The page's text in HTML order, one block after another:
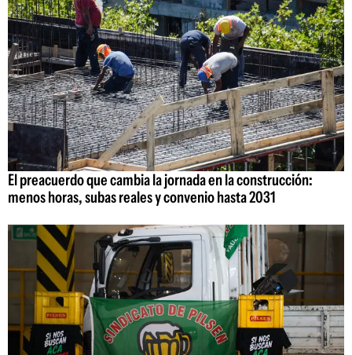
El preacuerdo que cambia la jornada en la construcción:
menos horas, subas reales y convenio hasta 2031